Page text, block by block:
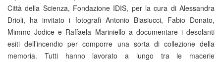
Città della Scienza, Fondazione IDIS, per la cura di Alessandra
Drioli, ha invitato i fotografi Antonio Biasiucci, Fabio Donato,
Mimmo Jodice e Raffaela Mariniello a documentare i desolanti
esiti dell’incendio per comporre una sorta di collezione della
memoria. Tutti hanno lavorato a lungo tra le macerie